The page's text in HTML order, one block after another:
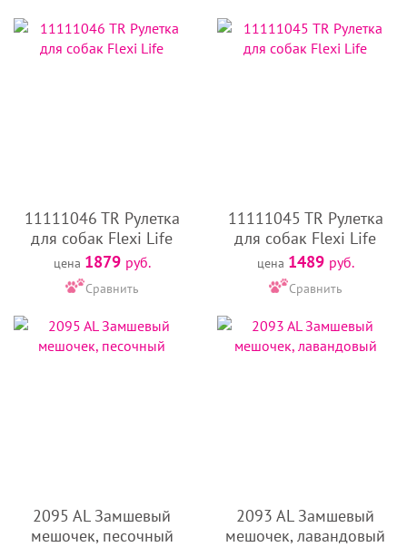
11111046 TR Рулетка
для собак Flexi Life
цена 1879 руб.
Сравнить
11111045 TR Рулетка
для собак Flexi Life
цена 1489 руб.
Сравнить
2095 AL Замшевый
мешочек, песочный
2093 AL Замшевый
мешочек, лавандовый